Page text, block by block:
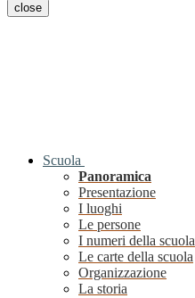
close
Scuola
Panoramica
Presentazione
I luoghi
Le persone
I numeri della scuola
Le carte della scuola
Organizzazione
La storia